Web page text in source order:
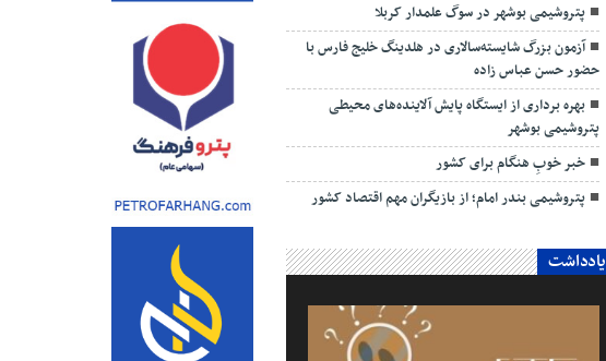
پتروشیمی بوشهر در سوگ علمدار کربلا
آزمون بزرگ شایسته‌سالاری در هلدینگ خلیج فارس با
حضور حسن عباس زاده
بهره برداری از ایستگاه پایش آلاینده‌های محیطی
پتروشیمی بوشهر
خبر خوبِ هنگام برای کشور
پتروشیمی بندر امام؛ از بازیگران مهم اقتصاد کشور
یادداشت